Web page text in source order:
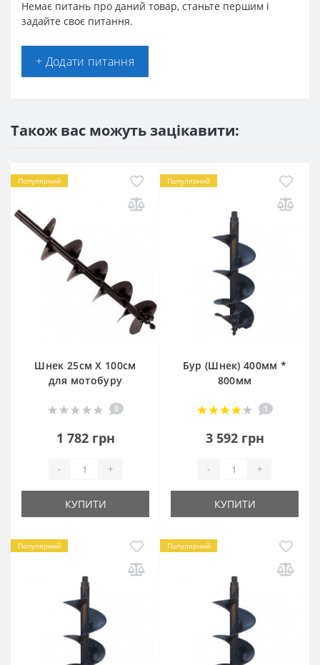
Немає питань про даний товар, станьте першим і
задайте своє питання.
+ Додати питання
Також вас можуть зацікавити:
Популярний
Шнек 25см Х 100см
для мотобуру
0
1 782 грн
- +
КУПИТИ
Популярний
Бур (Шнек) 400мм *
800мм
1
3 592 грн
- +
КУПИТИ
Популярний Популярний